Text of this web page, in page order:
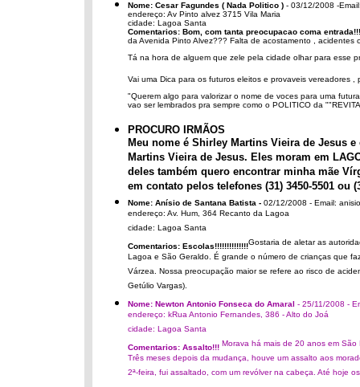
Nome: Cesar Fagundes ( Nada Politico ) - 03/12/2008 -
endereço: Av Pinto alvez 3715 Vila Maria
cidade: Lagoa Santa
Comentarios: Bom, com tanta preocupacao coma
da Avenida Pinto Alvez??? Falta de acostamento , acidentes
Tá na hora de alguem que zele pela cidade olhar para esse
Vai uma Dica para os futuros eleitos e provaveis vereadores ,
"Querem algo para valorizar o nome de voces para uma
vao ser lembrados pra sempre como o POLITICO da
PROCURO IRMÃOS
Meu nome é Shirley Martins Vieira de Jesus
Martins Vieira de Jesus. Eles moram em
deles também quero encontrar minha mãe
em contato pelos telefones (31) 3450-5501 ou
Nome: Anísio de Santana Batista - 02/12/2008 - Email:
endereço: Av. Hum, 364 Recanto da Lagoa
cidade: Lagoa Santa
Comentarios: Escolas!!!!!!!!!!!!!!Gostaria de aletar as
Lagoa e São Geraldo. É grande o número de crianças que
Várzea. Nossa preocupação maior se refere ao risco de
Getúlio Vargas).
Nome: Newton Antonio Fonseca do Amaral - 25/11/2008 -
endereço: kRua Antonio Fernandes, 386 - Alto do Joá
cidade: Lagoa Santa
Comentarios: Assalto!!! Morava há mais de 20 anos em
Três meses depois da mudança, houve um assalto aos
2ª-feira, fui assaltado, com um revólver na cabeça. Até hoje